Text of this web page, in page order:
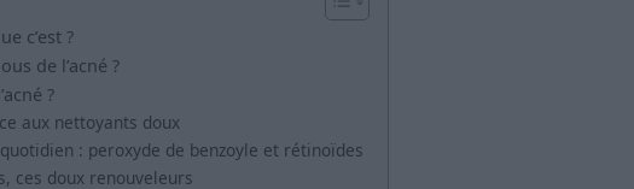
c’est ?
de l’acné ?
?
aux nettoyants doux
: peroxyde de benzoyle et rétinoïdes
ces doux renouveleurs